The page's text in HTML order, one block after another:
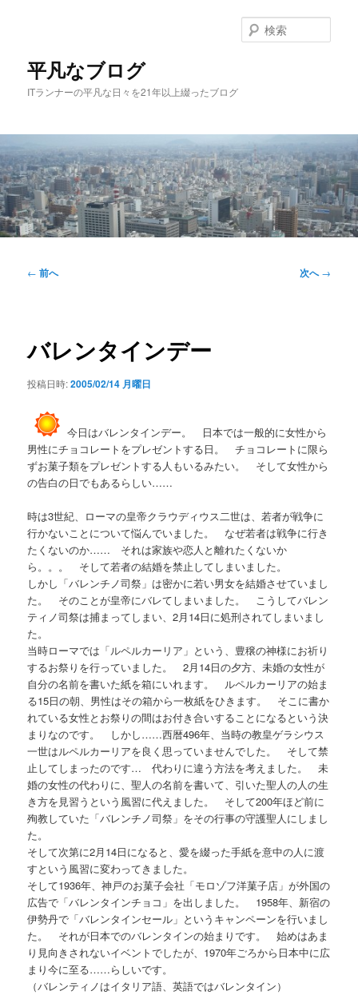
移
動
平凡なブログ
ITランナーの平凡な日々を21年以上綴ったブログ
索
投
ー
ョ
← 前へ 次へ→
バレンタインデー
投稿日時:2005/02/14 月曜日
今日はバレンタインデー。 日本では一般的に女性から
男性にチョコレートをプレゼントする日。 チョコレートに限ら
ずお菓子類をプレゼントする人もいるみたい。 そして女性から
の告白の日でもあるらしい……
時は3世紀、ローマの皇帝クラウディウス二世は、若者が戦争に
行かないことについて悩んでいました。 なぜ若者は戦争に行き
たくないのか…… それは家族や恋人と離れたくないか
ら。。。 そして若者の結婚を禁止してしまいました。
しかし「バレンチノ司祭」は密かに若い男女を結婚させていまし
た。 そのことが皇帝にバレてしまいました。 こうしてバレン
ティノ司祭は捕まってしまい、2月14日に処刑されてしまいまし
た。
当時ローマでは「ルペルカーリア」という、豊穣の神様にお祈り
するお祭りを行っていました。 2月14日の夕方、未婚の女性が
自分の名前を書いた紙を箱にいれます。 ルペルカーリアの始ま
る15日の朝、男性はその箱から一枚紙をひきます。 そこに書か
れている女性とお祭りの間はお付き合いすることになるという決
まりなのです。 しかし……西暦496年、当時の教皇ゲラシウス
一世はルペルカーリアを良く思っていませんでした。 そして禁
止してしまったのです… 代わりに違う方法を考えました。 未
婚の女性の代わりに、聖人の名前を書いて、引いた聖人の人の生
き方を見習うという風習に代えました。 そして200年ほど前に
殉教していた「バレンチノ司祭」をその行事の守護聖人にしまし
た。
そして次第に2月14日になると、愛を綴った手紙を意中の人に渡
すという風習に変わってきました。
そして1936年、神戸のお菓子会社「モロゾフ洋菓子店」が外国の
広告で「バレンタインチョコ」を出しました。 1958年、新宿の
伊勢丹で「バレンタインセール」というキャンペーンを行いまし
た。 それが日本でのバレンタインの始まりです。 始めはあま
り見向きされないイベントでしたが、1970年ごろから日本中に広
まり今に至る……らしいです。
（バレンティノはイタリア語、英語ではバレンタイン）